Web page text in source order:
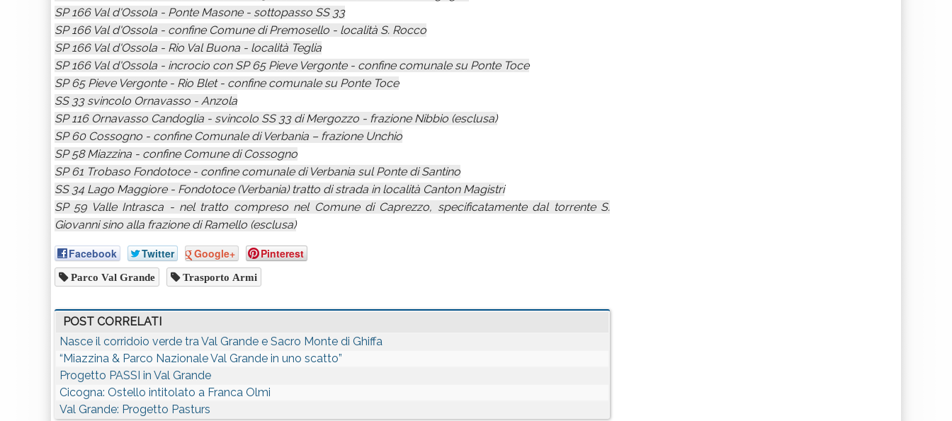
SP 166 Val d'Ossola - Ponte Masone - sottopasso SS 33
SP 166 Val d'Ossola - confine Comune di Premosello - località S. Rocco
SP 166 Val d'Ossola - Rio Val Buona - località Teglia
SP 166 Val d'Ossola - incrocio con SP 65 Pieve Vergonte - confine comunale su Ponte Toce
SP 65 Pieve Vergonte - Rio Blet - confine comunale su Ponte Toce
SS 33 svincolo Ornavasso - Anzola
SP 116 Ornavasso Candoglia - svincolo SS 33 di Mergozzo - frazione Nibbio (esclusa)
SP 60 Cossogno - confine Comunale di Verbania – frazione Unchio
SP 58 Miazzina - confine Comune di Cossogno
SP 61 Trobaso Fondotoce - confine comunale di Verbania sul Ponte di Santino
SS 34 Lago Maggiore - Fondotoce (Verbania) tratto di strada in località Canton Magistri
SP 59 Valle Intrasca - nel tratto compreso nel Comune di Caprezzo, specificatamente dal torrente S.
Giovanni sino alla frazione di Ramello (esclusa)
Facebook Twitter Google+ Pinterest
Parco Val Grande Trasporto Armi
POST CORRELATI
Nasce il corridoio verde tra Val Grande e Sacro Monte di Ghiffa
“Miazzina & Parco Nazionale Val Grande in uno scatto”
Progetto PASSI in Val Grande
Cicogna: Ostello intitolato a Franca Olmi
Val Grande: Progetto Pasturs